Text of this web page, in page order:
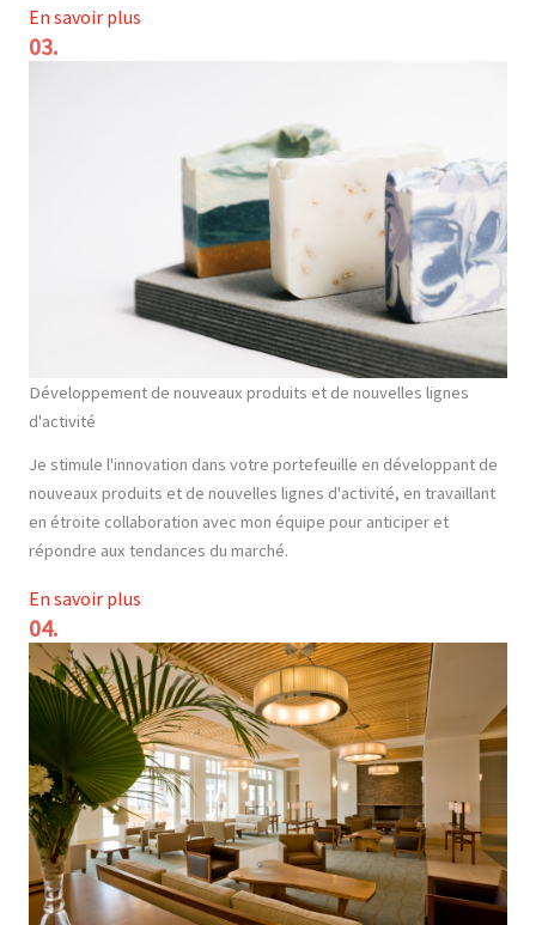
En savoir plus
03.
Développement de nouveaux produits et de nouvelles lignes
d'activité
Je stimule l'innovation dans votre portefeuille en développant de
nouveaux produits et de nouvelles lignes d'activité, en travaillant
en étroite collaboration avec mon équipe pour anticiper et
répondre aux tendances du marché.
En savoir plus
04.